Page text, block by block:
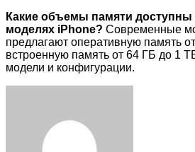
Какие объемы памяти
моделях iPhone? Современные
предлагают оперативную память
встроенную память от 64 ГБ до 1
модели и конфигурации.